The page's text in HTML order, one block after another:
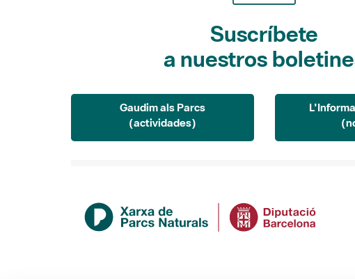
Suscríbete
a nuestros
Gaudim als Parcs
(actividades)